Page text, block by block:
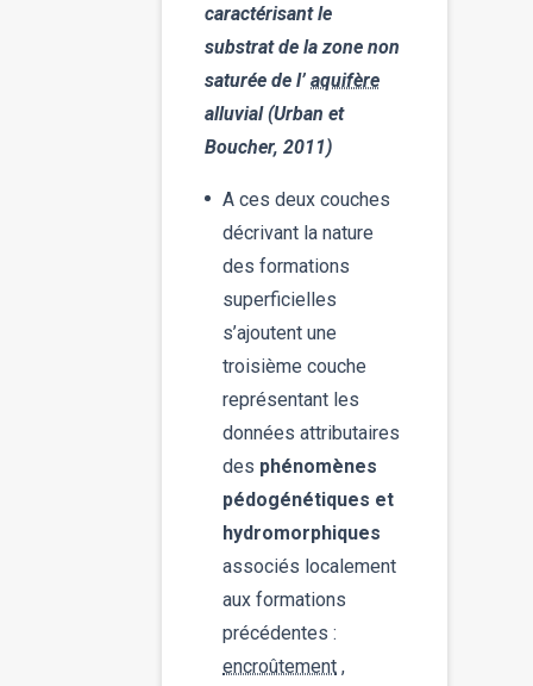
caractérisant le
substrat de la zone non
saturée de l’ aquifère
alluvial (Urban et
Boucher, 2011)
A ces deux couches
décrivant la nature
des formations
superficielles
s’ajoutent une
troisième couche
représentant les
données attributaires
des phénomènes
pédogénétiques et
hydromorphiques
associés localement
aux formations
précédentes :
encroûtement ,